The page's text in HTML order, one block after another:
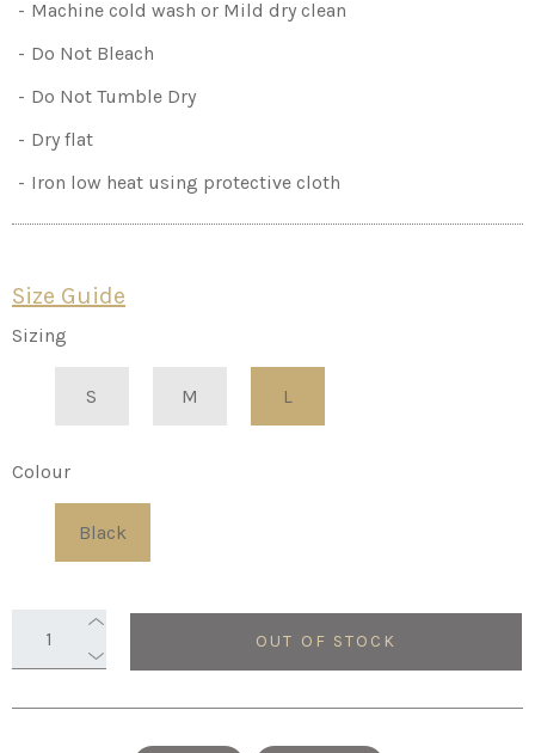
Machine cold wash or Mild dry clean
Do Not Bleach
Do Not Tumble Dry
Dry flat
Iron low heat using protective cloth
Size Guide
Sizing
S M L
Colour
Black
OUT OF STOCK